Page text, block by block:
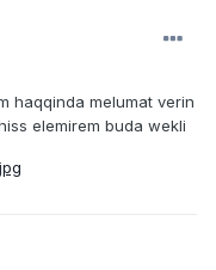
haqqinda melumat verin
elemirem buda wekli